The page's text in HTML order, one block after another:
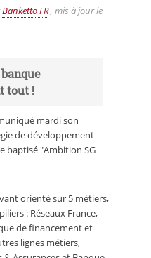
Banketto FR, mis à jour le
tout !
mardi son
de développement
baptisé "Ambition SG
orienté sur 5 métiers,
: Réseaux France,
de financement et
lignes métiers,